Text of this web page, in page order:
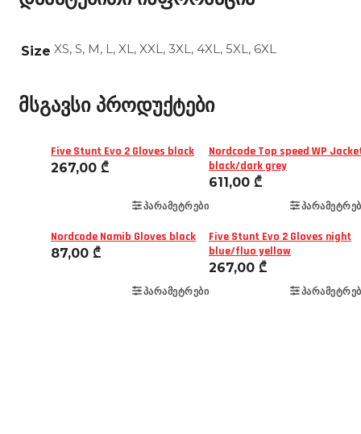
Size XS, S, M, L, XL, XXL, 3XL, 4XL, 5XL, 6XL
მსგავსი პროდუქტები
Five Stunt Evo 2 Gloves black
267,00 ₾
ᲞᲐᲠᲐᲛᲔᲢᲠᲔᲑᲘ
Nordcode Top speed WP
black/dark grey
611,00 ₾
Nordcode Namib Gloves black
87,00 ₾
ᲞᲐᲠᲐᲛᲔᲢᲠᲔᲑᲘ
Five Stunt Evo 2 Gloves night
blue/fluo yellow
267,00 ₾